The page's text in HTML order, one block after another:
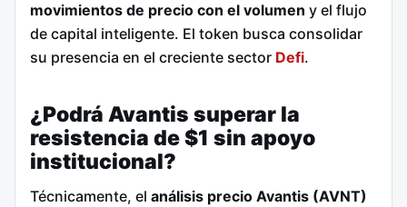
movimientos de precio con el volumen y el flujo
de capital inteligente. El token busca consolidar
su presencia en el creciente sector Defi.
¿Podrá Avantis superar la
resistencia de $1 sin apoyo
institucional?
Técnicamente, el análisis precio Avantis (AVNT)